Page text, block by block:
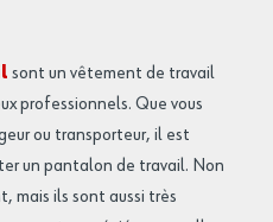
sont un vêtement de travail
professionnels. Que vous
ou transporteur, il est
un pantalon de travail. Non
mais ils sont aussi très